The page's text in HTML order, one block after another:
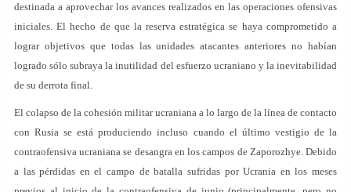
destinada a aprovechar los avances realizados en las operaciones ofensivas
iniciales. El hecho de que la reserva estratégica se haya comprometido a
lograr objetivos que todas las unidades atacantes anteriores no habían
logrado sólo subraya la inutilidad del esfuerzo ucraniano y la inevitabilidad
de su derrota final.
El colapso de la cohesión militar ucraniana a lo largo de la línea de contacto
con Rusia se está produciendo incluso cuando el último vestigio de la
contraofensiva ucraniana se desangra en los campos de Zaporozhye. Debido
a las pérdidas en el campo de batalla sufridas por Ucrania en los meses